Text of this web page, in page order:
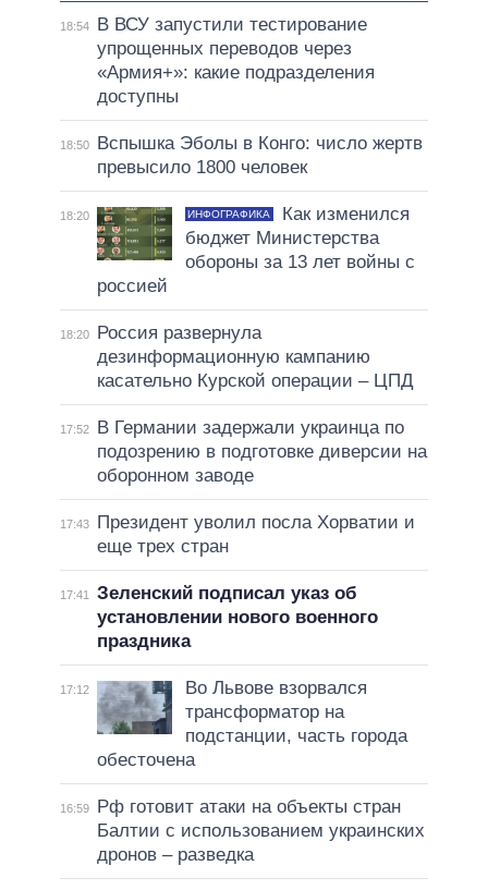
18:54
В ВСУ запустили тестирование
упрощенных переводов через
«Армия+»: какие подразделения
доступны
18:50
Вспышка Эболы в Конго: число жертв
превысило 1800 человек
18:20 ИНФОГРАФИКА
Как изменился
бюджет Министерства
обороны за 13 лет войны с
россией
18:20
Россия развернула
дезинформационную кампанию
касательно Курской операции – ЦПД
17:52
В Германии задержали украинца по
подозрению в подготовке диверсии на
оборонном заводе
17:43
Президент уволил посла Хорватии и
еще трех стран
17:41
Зеленский подписал указ об
установлении нового военного
праздника
17:12
Во Львове взорвался
трансформатор на
подстанции, часть города
обесточена
16:59
Рф готовит атаки на объекты стран
Балтии с использованием украинских
дронов – разведка